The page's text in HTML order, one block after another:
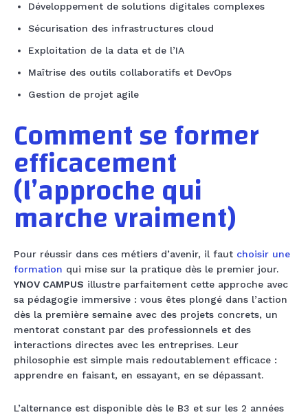
Développement de solutions digitales complexes
Sécurisation des infrastructures cloud
Exploitation de la data et de l’IA
Maîtrise des outils collaboratifs et DevOps
Gestion de projet agile
Comment se former
efficacement
(l’approche qui
marche vraiment)
Pour réussir dans ces métiers d’avenir, il faut choisir une
formation qui mise sur la pratique dès le premier jour.
YNOV CAMPUS illustre parfaitement cette approche avec
sa pédagogie immersive : vous êtes plongé dans l’action
dès la première semaine avec des projets concrets, un
mentorat constant par des professionnels et des
interactions directes avec les entreprises. Leur
philosophie est simple mais redoutablement efficace :
apprendre en faisant, en essayant, en se dépassant.
L’alternance est disponible dès le B3 et sur les 2 années